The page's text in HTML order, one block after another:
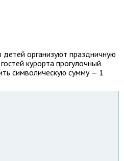
организуют праздничную
курорта прогулочный
символическую сумму — 1